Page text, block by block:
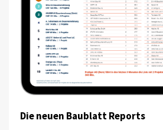
Die neuen Baublatt Reports